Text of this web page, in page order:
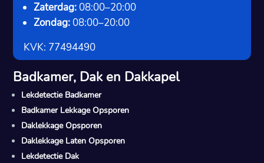
Zaterdag: 08:00–20:00
Zondag: 08:00–20:00
KVK: 77494490
Badkamer, Dak en Dakkapel
Lekdetectie Badkamer
Badkamer Lekkage Opsporen
Daklekkage Opsporen
Daklekkage Laten Opsporen
Lekdetectie Dak